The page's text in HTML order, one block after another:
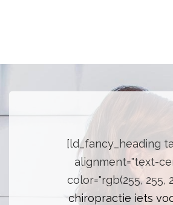
[ld_fancy_heading
alignment="text-
color="rgb(255, 255,
chiropractie iets